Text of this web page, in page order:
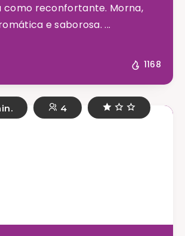
como reconfortante. Morna,
e saborosa. ...
1168
4